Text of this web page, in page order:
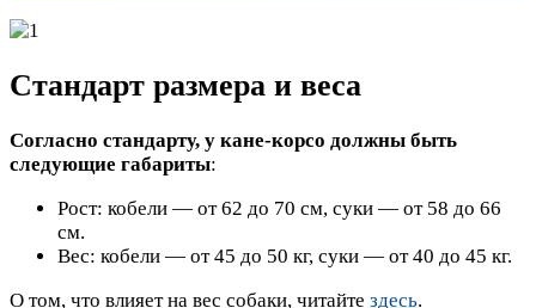
Стандарт размера и веса
Согласно стандарту, у кане-корсо должны быть
следующие габариты:
Рост: кобели — от 62 до 70 см, суки — от 58 до 66
см.
Вес: кобели — от 45 до 50 кг, суки — от 40 до 45 кг.
О том, что влияет на вес собаки, читайте здесь.